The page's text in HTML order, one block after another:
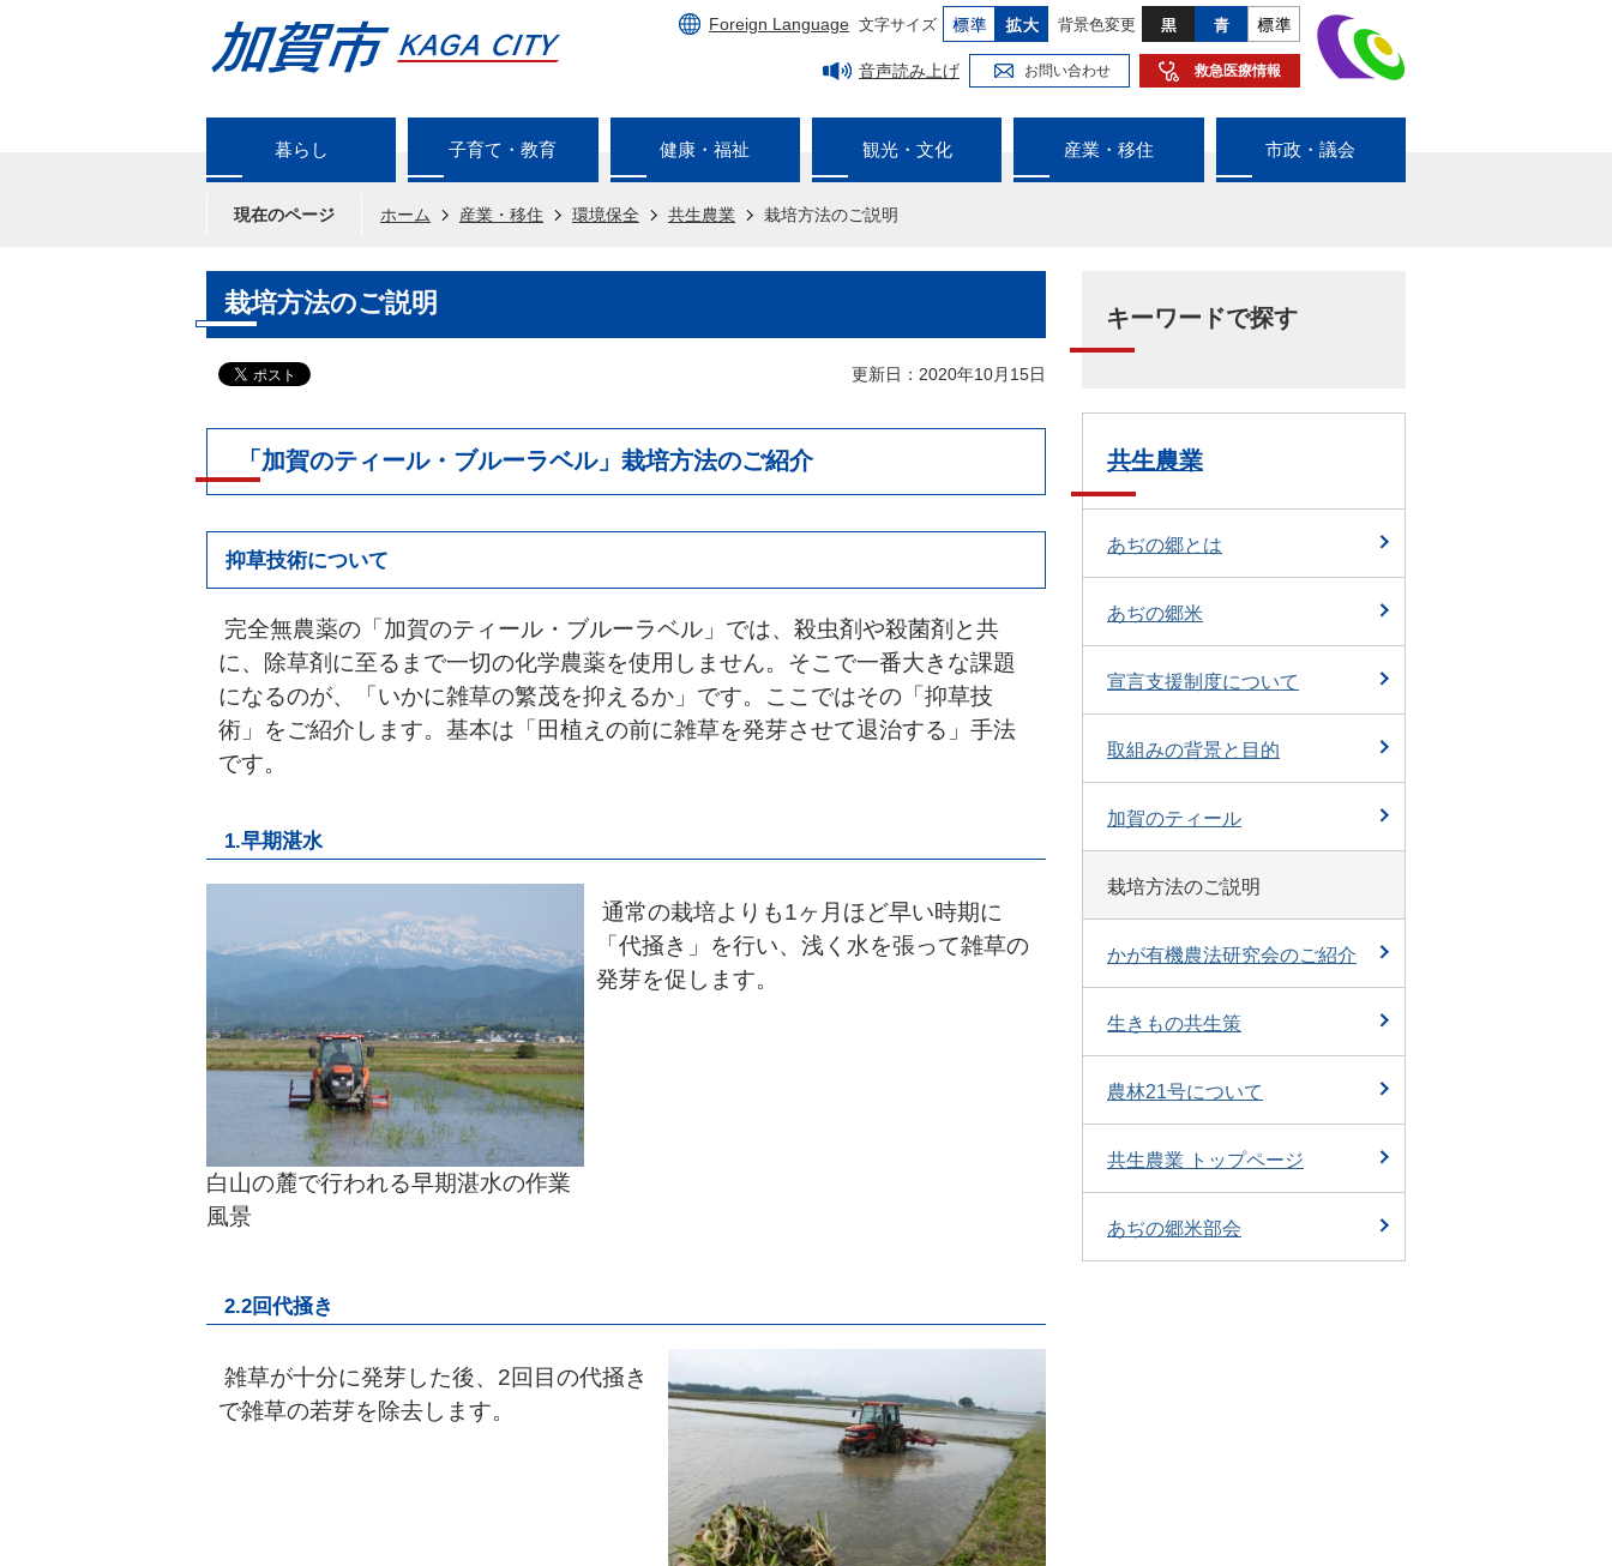
Foreign Language 文字サイズ 背景色変更
音声読み上げ お問い合わせ 救急医療情報
暮らし 子育て・教育 健康・福祉 観光・文化 産業・移住 市政・議会
現在のページ ホーム 産業・移住 環境保全 共生農業 栽培方法のご説明
栽培方法のご説明
更新日：2020年10月15日
「加賀のティール・ブルーラベル」栽培方法のご紹介
抑草技術について
完全無農薬の「加賀のティール・ブルーラベル」では、殺虫剤や殺菌剤と共
に、除草剤に至るまで一切の化学農薬を使用しません。そこで一番大きな課題
になるのが、「いかに雑草の繁茂を抑えるか」です。ここではその「抑草技
術」をご紹介します。基本は「田植えの前に雑草を発芽させて退治する」手法
です。
1.早期湛水
白山の麓で行われる早期湛水の作業
風景
通常の栽培よりも1ヶ月ほど早い時期に
「代掻き」を行い、浅く水を張って雑草の
発芽を促します。
2.2回代掻き
雑草が十分に発芽した後、2回目の代掻き
で雑草の若芽を除去します。
キーワードで探す
共生農業
あぢの郷とは
あぢの郷米
宣言支援制度について
取組みの背景と目的
加賀のティール
栽培方法のご説明
かが有機農法研究会のご紹介
生きもの共生策
農林21号について
共生農業 トップページ
あぢの郷米部会